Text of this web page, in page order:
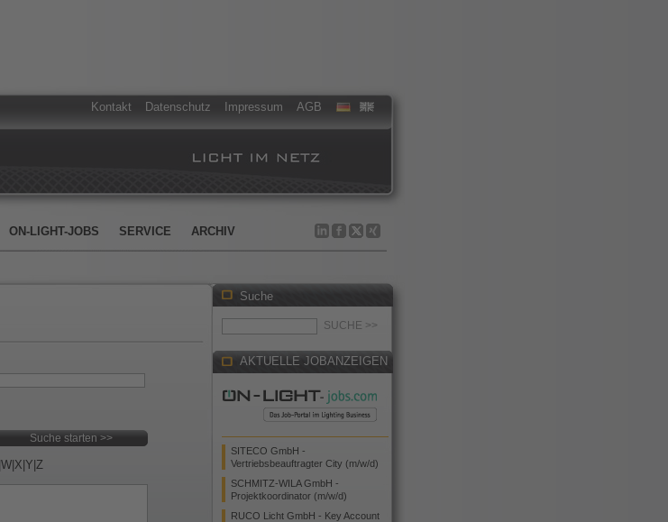
Kontakt Datenschutz Impressum AGB
ON-LIGHT-JOBS SERVICE ARCHIV
W X Y Z
Suche
AKTUELLE JOBANZEIGEN
SITECO GmbH -
Vertriebsbeauftragter City (m/w/d)
SCHMITZ-WILA GmbH -
Projektkoordinator (m/w/d)
RUCO Licht GmbH - Key Account